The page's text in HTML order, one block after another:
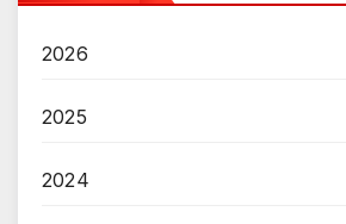
2026
2025
2024